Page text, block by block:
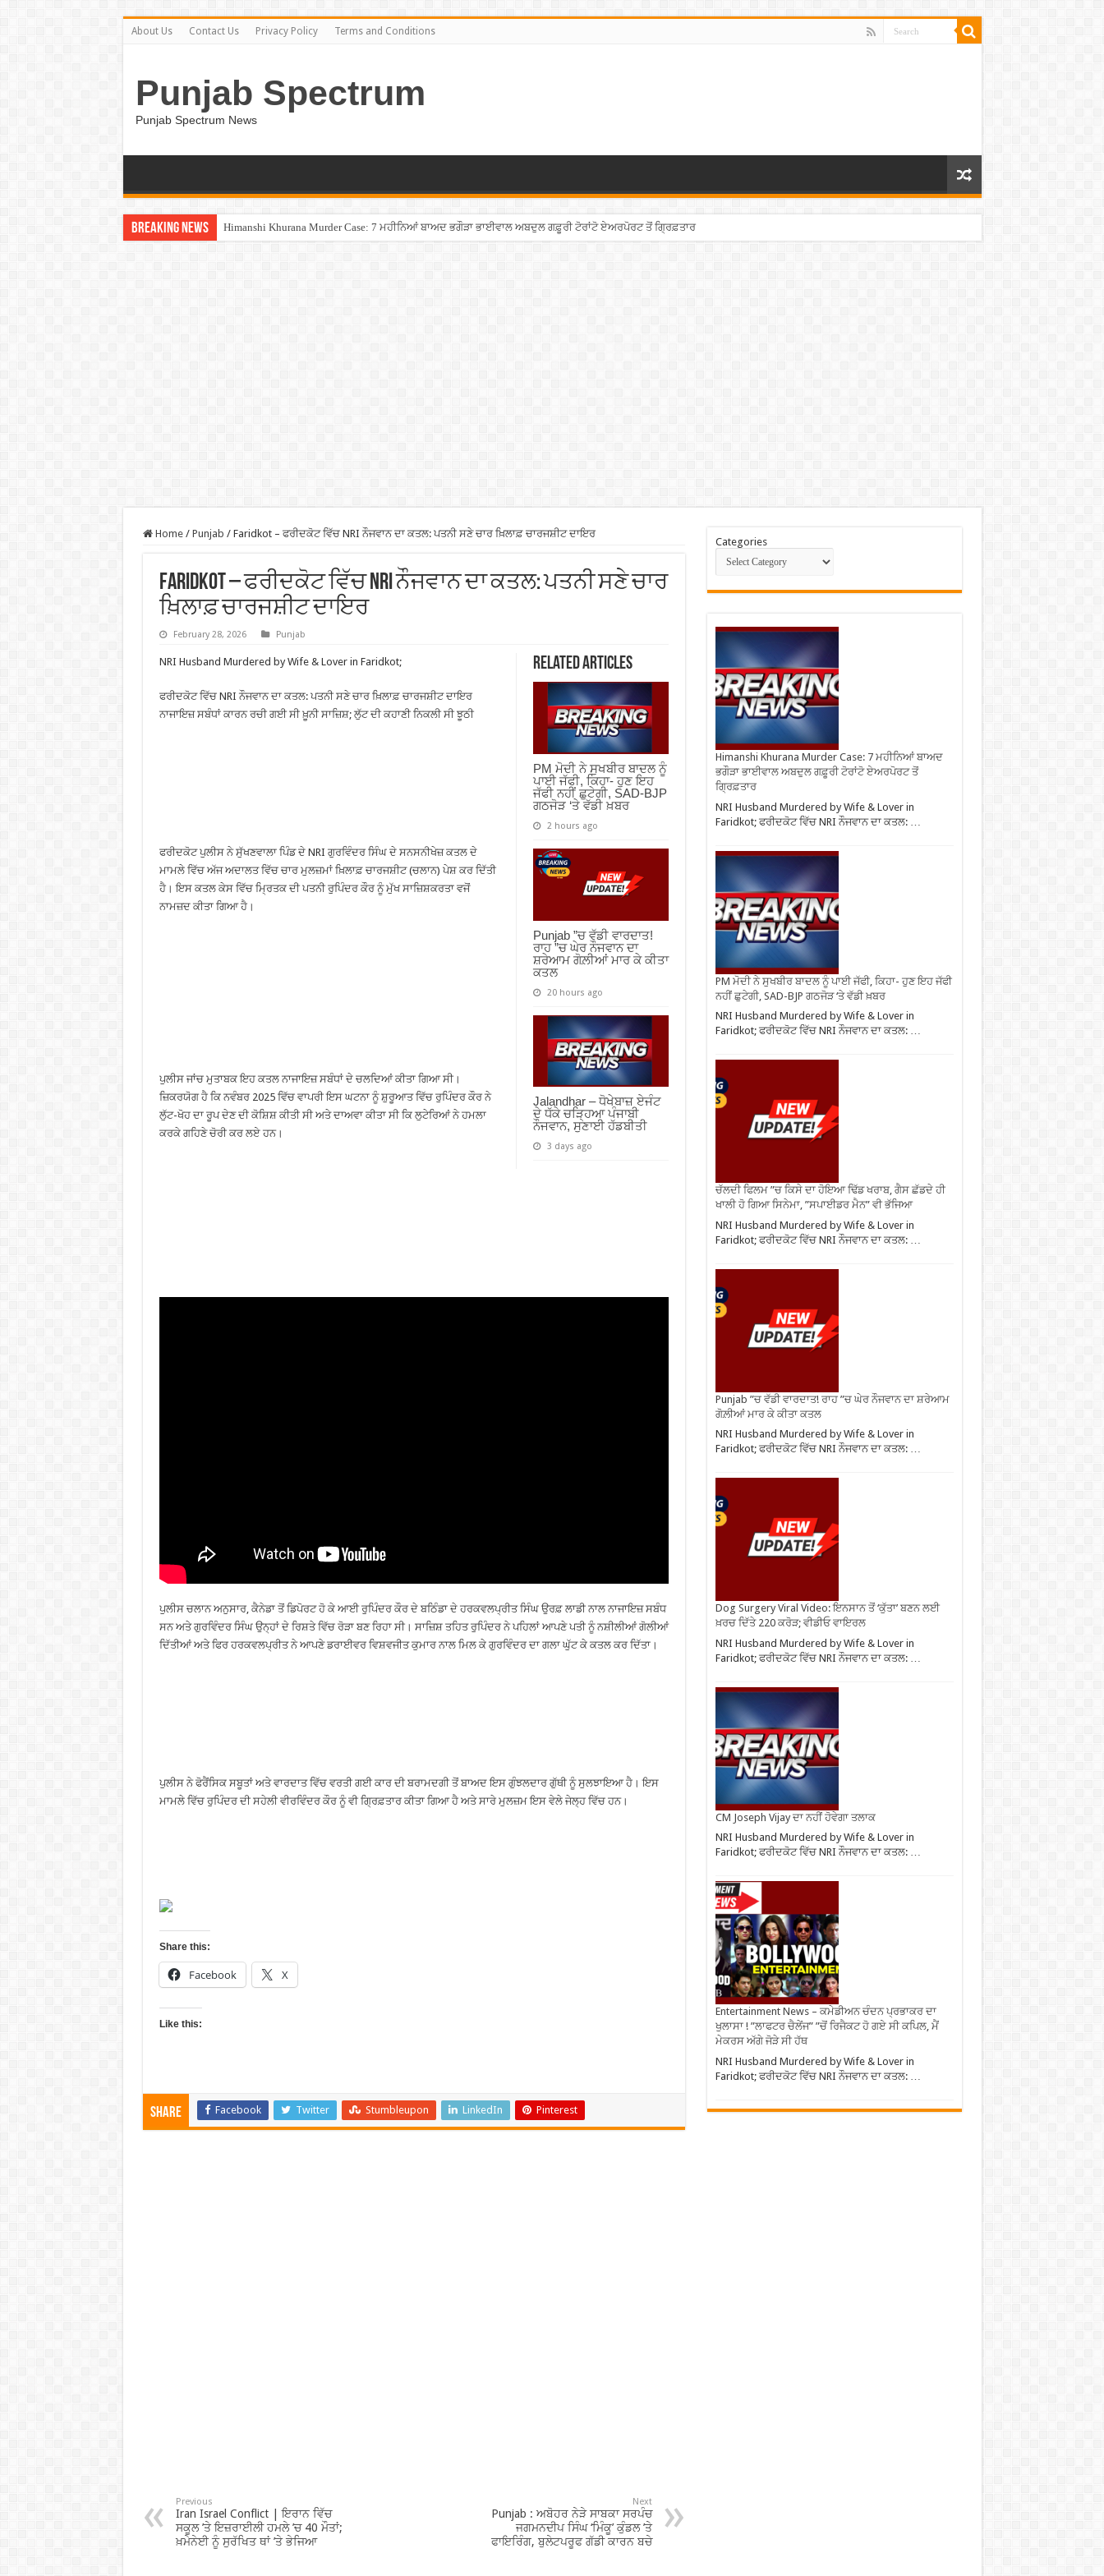
About Us Contact Us Privacy Policy Terms and Conditions
Punjab Spectrum
Punjab Spectrum News
Breaking News Himanshi Khurana Murder Case: 7 ਮਹੀਨਿਆਂ ਬਾਅਦ ਭਗੌੜਾ ਭਾਈਵਾਲ ਅਬਦੁਲ ਗਫ਼ੂਰੀ ਟੋਰਾਂਟੋ ਏਅਰਪੋਰਟ ਤੋਂ ਗ੍ਰਿਫ਼ਤਾਰ
Home / Punjab / Faridkot – ਫਰੀਦਕੋਟ ਵਿੱਚ NRI ਨੌਜਵਾਨ ਦਾ ਕਤਲ: ਪਤਨੀ ਸਣੇ ਚਾਰ ਖ਼ਿਲਾਫ਼ ਚਾਰਜਸ਼ੀਟ ਦਾਇਰ
Faridkot – ਫਰੀਦਕੋਟ ਵਿੱਚ NRI ਨੌਜਵਾਨ ਦਾ ਕਤਲ: ਪਤਨੀ ਸਣੇ ਚਾਰ
ਖ਼ਿਲਾਫ਼ ਚਾਰਜਸ਼ੀਟ ਦਾਇਰ
February 28, 2026 Punjab
Related Articles
PM ਮੋਦੀ ਨੇ ਸੁਖਬੀਰ ਬਾਦਲ ਨੂੰ
ਪਾਈ ਜੱਫੀ, ਕਿਹਾ- ਹੁਣ ਇਹ
ਜੱਫੀ ਨਹੀਂ ਛੁਟੇਗੀ, SAD-BJP
ਗਠਜੋੜ ‘ਤੇ ਵੱਡੀ ਖ਼ਬਰ
2 hours ago
Punjab ”ਚ ਵੱਡੀ ਵਾਰਦਾਤ!
ਰਾਹ ”ਚ ਘੇਰ ਨੌਜਵਾਨ ਦਾ
ਸ਼ਰੇਆਮ ਗੋਲ਼ੀਆਂ ਮਾਰ ਕੇ ਕੀਤਾ
ਕਤਲ
20 hours ago
Jalandhar – ਧੋਖੇਬਾਜ਼ ਏਜੰਟ
ਦੇ ਧੱਕੇ ਚੜ੍ਹਿਆ ਪੰਜਾਬੀ
ਨੌਜਵਾਨ, ਸੁਣਾਈ ਹੱਡਬੀਤੀ
3 days ago
NRI Husband Murdered by Wife & Lover in Faridkot;
ਫਰੀਦਕੋਟ ਵਿੱਚ NRI ਨੌਜਵਾਨ ਦਾ ਕਤਲ: ਪਤਨੀ ਸਣੇ ਚਾਰ ਖ਼ਿਲਾਫ਼ ਚਾਰਜਸ਼ੀਟ ਦਾਇਰ
ਨਾਜਾਇਜ਼ ਸਬੰਧਾਂ ਕਾਰਨ ਰਚੀ ਗਈ ਸੀ ਖ਼ੂਨੀ ਸਾਜ਼ਿਸ਼; ਲੁੱਟ ਦੀ ਕਹਾਣੀ ਨਿਕਲੀ ਸੀ ਝੂਠੀ
ਫਰੀਦਕੋਟ ਪੁਲੀਸ ਨੇ ਸੁੱਖਣਵਾਲਾ ਪਿੰਡ ਦੇ NRI ਗੁਰਵਿੰਦਰ ਸਿੰਘ ਦੇ ਸਨਸਨੀਖੇਜ਼ ਕਤਲ ਦੇ
ਮਾਮਲੇ ਵਿੱਚ ਅੱਜ ਅਦਾਲਤ ਵਿੱਚ ਚਾਰ ਮੁਲਜ਼ਮਾਂ ਖ਼ਿਲਾਫ਼ ਚਾਰਜਸ਼ੀਟ (ਚਲਾਨ) ਪੇਸ਼ ਕਰ ਦਿੱਤੀ
ਹੈ। ਇਸ ਕਤਲ ਕੇਸ ਵਿੱਚ ਮ੍ਰਿਤਕ ਦੀ ਪਤਨੀ ਰੁਪਿੰਦਰ ਕੌਰ ਨੂੰ ਮੁੱਖ ਸਾਜ਼ਿਸ਼ਕਰਤਾ ਵਜੋਂ
ਨਾਮਜ਼ਦ ਕੀਤਾ ਗਿਆ ਹੈ।
ਪੁਲੀਸ ਜਾਂਚ ਮੁਤਾਬਕ ਇਹ ਕਤਲ ਨਾਜਾਇਜ਼ ਸਬੰਧਾਂ ਦੇ ਚਲਦਿਆਂ ਕੀਤਾ ਗਿਆ ਸੀ।
ਜ਼ਿਕਰਯੋਗ ਹੈ ਕਿ ਨਵੰਬਰ 2025 ਵਿੱਚ ਵਾਪਰੀ ਇਸ ਘਟਨਾ ਨੂੰ ਸ਼ੁਰੂਆਤ ਵਿੱਚ ਰੁਪਿੰਦਰ ਕੌਰ ਨੇ
ਲੁੱਟ-ਖੋਹ ਦਾ ਰੂਪ ਦੇਣ ਦੀ ਕੋਸ਼ਿਸ਼ ਕੀਤੀ ਸੀ ਅਤੇ ਦਾਅਵਾ ਕੀਤਾ ਸੀ ਕਿ ਲੁਟੇਰਿਆਂ ਨੇ ਹਮਲਾ
ਕਰਕੇ ਗਹਿਣੇ ਚੋਰੀ ਕਰ ਲਏ ਹਨ।
ਪੁਲੀਸ ਚਲਾਨ ਅਨੁਸਾਰ, ਕੈਨੇਡਾ ਤੋਂ ਡਿਪੋਰਟ ਹੋ ਕੇ ਆਈ ਰੁਪਿੰਦਰ ਕੌਰ ਦੇ ਬਠਿੰਡਾ ਦੇ ਹਰਕਵਲਪ੍ਰੀਤ ਸਿੰਘ ਉਰਫ਼ ਲਾਡੀ ਨਾਲ ਨਾਜਾਇਜ਼ ਸਬੰਧ
ਸਨ ਅਤੇ ਗੁਰਵਿੰਦਰ ਸਿੰਘ ਉਨ੍ਹਾਂ ਦੇ ਰਿਸ਼ਤੇ ਵਿੱਚ ਰੋੜਾ ਬਣ ਰਿਹਾ ਸੀ। ਸਾਜ਼ਿਸ਼ ਤਹਿਤ ਰੁਪਿੰਦਰ ਨੇ ਪਹਿਲਾਂ ਆਪਣੇ ਪਤੀ ਨੂੰ ਨਸ਼ੀਲੀਆਂ ਗੋਲੀਆਂ
ਦਿੱਤੀਆਂ ਅਤੇ ਫਿਰ ਹਰਕਵਲਪ੍ਰੀਤ ਨੇ ਆਪਣੇ ਡਰਾਈਵਰ ਵਿਸ਼ਵਜੀਤ ਕੁਮਾਰ ਨਾਲ ਮਿਲ ਕੇ ਗੁਰਵਿੰਦਰ ਦਾ ਗਲਾ ਘੁੱਟ ਕੇ ਕਤਲ ਕਰ ਦਿੱਤਾ।
ਪੁਲੀਸ ਨੇ ਫੋਰੈਂਸਿਕ ਸਬੂਤਾਂ ਅਤੇ ਵਾਰਦਾਤ ਵਿੱਚ ਵਰਤੀ ਗਈ ਕਾਰ ਦੀ ਬਰਾਮਦਗੀ ਤੋਂ ਬਾਅਦ ਇਸ ਗੁੰਝਲਦਾਰ ਗੁੱਥੀ ਨੂੰ ਸੁਲਝਾਇਆ ਹੈ। ਇਸ
ਮਾਮਲੇ ਵਿੱਚ ਰੁਪਿੰਦਰ ਦੀ ਸਹੇਲੀ ਵੀਰਵਿੰਦਰ ਕੌਰ ਨੂੰ ਵੀ ਗ੍ਰਿਫ਼ਤਾਰ ਕੀਤਾ ਗਿਆ ਹੈ ਅਤੇ ਸਾਰੇ ਮੁਲਜ਼ਮ ਇਸ ਵੇਲੇ ਜੇਲ੍ਹ ਵਿੱਚ ਹਨ।
Share this:
Facebook X
Like this:
Share Facebook Twitter Stumbleupon LinkedIn Pinterest
Previous
Iran Israel Conflict | ਇਰਾਨ ਵਿੱਚ
ਸਕੂਲ ’ਤੇ ਇਜ਼ਰਾਈਲੀ ਹਮਲੇ ’ਚ 40 ਮੌਤਾਂ;
ਖ਼ਮੇਨੇਈ ਨੂੰ ਸੁਰੱਖਿਤ ਥਾਂ ’ਤੇ ਭੇਜਿਆ
Next
Punjab : ਅਬੋਹਰ ਨੇੜੇ ਸਾਬਕਾ ਸਰਪੰਚ
ਜਗਮਨਦੀਪ ਸਿੰਘ ‘ਮਿੰਕੂ’ ਕੁੰਡਲ ’ਤੇ
ਫਾਇਰਿੰਗ, ਬੁਲੇਟਪਰੂਫ ਗੱਡੀ ਕਾਰਨ ਬਚੇ
Categories
Himanshi Khurana Murder Case: 7 ਮਹੀਨਿਆਂ ਬਾਅਦ
ਭਗੌੜਾ ਭਾਈਵਾਲ ਅਬਦੁਲ ਗਫ਼ੂਰੀ ਟੋਰਾਂਟੋ ਏਅਰਪੋਰਟ ਤੋਂ
ਗ੍ਰਿਫ਼ਤਾਰ
NRI Husband Murdered by Wife & Lover in
Faridkot; ਫਰੀਦਕੋਟ ਵਿੱਚ NRI ਨੌਜਵਾਨ ਦਾ ਕਤਲ: …
PM ਮੋਦੀ ਨੇ ਸੁਖਬੀਰ ਬਾਦਲ ਨੂੰ ਪਾਈ ਜੱਫੀ, ਕਿਹਾ- ਹੁਣ ਇਹ ਜੱਫੀ
ਨਹੀਂ ਛੁਟੇਗੀ, SAD-BJP ਗਠਜੋੜ ‘ਤੇ ਵੱਡੀ ਖ਼ਬਰ
NRI Husband Murdered by Wife & Lover in
Faridkot; ਫਰੀਦਕੋਟ ਵਿੱਚ NRI ਨੌਜਵਾਨ ਦਾ ਕਤਲ: …
ਚੱਲਦੀ ਫਿਲਮ ”ਚ ਕਿਸੇ ਦਾ ਹੋਇਆ ਢਿੱਡ ਖਰਾਬ, ਗੈਸ ਛੱਡਦੇ ਹੀ
ਖਾਲੀ ਹੋ ਗਿਆ ਸਿਨੇਮਾ, ”ਸਪਾਈਡਰ ਮੈਨ” ਵੀ ਭੱਜਿਆ
NRI Husband Murdered by Wife & Lover in
Faridkot; ਫਰੀਦਕੋਟ ਵਿੱਚ NRI ਨੌਜਵਾਨ ਦਾ ਕਤਲ: …
Punjab ”ਚ ਵੱਡੀ ਵਾਰਦਾਤ! ਰਾਹ ”ਚ ਘੇਰ ਨੌਜਵਾਨ ਦਾ ਸ਼ਰੇਆਮ
ਗੋਲ਼ੀਆਂ ਮਾਰ ਕੇ ਕੀਤਾ ਕਤਲ
NRI Husband Murdered by Wife & Lover in
Faridkot; ਫਰੀਦਕੋਟ ਵਿੱਚ NRI ਨੌਜਵਾਨ ਦਾ ਕਤਲ: …
Dog Surgery Viral Video: ਇਨਸਾਨ ਤੋਂ ‘ਕੁੱਤਾ’ ਬਣਨ ਲਈ
ਖ਼ਰਚ ਦਿੱਤੇ 220 ਕਰੋੜ; ਵੀਡੀਓ ਵਾਇਰਲ
NRI Husband Murdered by Wife & Lover in
Faridkot; ਫਰੀਦਕੋਟ ਵਿੱਚ NRI ਨੌਜਵਾਨ ਦਾ ਕਤਲ: …
CM Joseph Vijay ਦਾ ਨਹੀਂ ਹੋਵੇਗਾ ਤਲਾਕ
NRI Husband Murdered by Wife & Lover in
Faridkot; ਫਰੀਦਕੋਟ ਵਿੱਚ NRI ਨੌਜਵਾਨ ਦਾ ਕਤਲ: …
Entertainment News – ਕਮੇਡੀਅਨ ਚੰਦਨ ਪ੍ਰਭਾਕਰ ਦਾ
ਖੁਲਾਸਾ ! ”ਲਾਫਟਰ ਚੈਲੇਂਜ” ”ਚੋਂ ਰਿਜੈਕਟ ਹੋ ਗਏ ਸੀ ਕਪਿਲ, ਮੈਂ
ਮੇਕਰਸ ਅੱਗੇ ਜੋੜੇ ਸੀ ਹੱਥ
NRI Husband Murdered by Wife & Lover in
Faridkot; ਫਰੀਦਕੋਟ ਵਿੱਚ NRI ਨੌਜਵਾਨ ਦਾ ਕਤਲ: …